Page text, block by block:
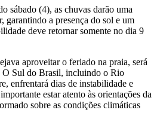
sábado (4), as chuvas darão uma
garantindo a presença do sol e um
deve retornar somente no dia 9
aproveitar o feriado na praia, será
O Sul do Brasil, incluindo o Rio
enfrentará dias de instabilidade e
estar atento às orientações da
sobre as condições climáticas